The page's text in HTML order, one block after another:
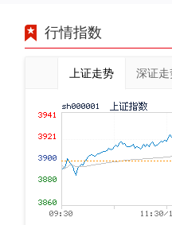
行情指数
上证走势 深证走